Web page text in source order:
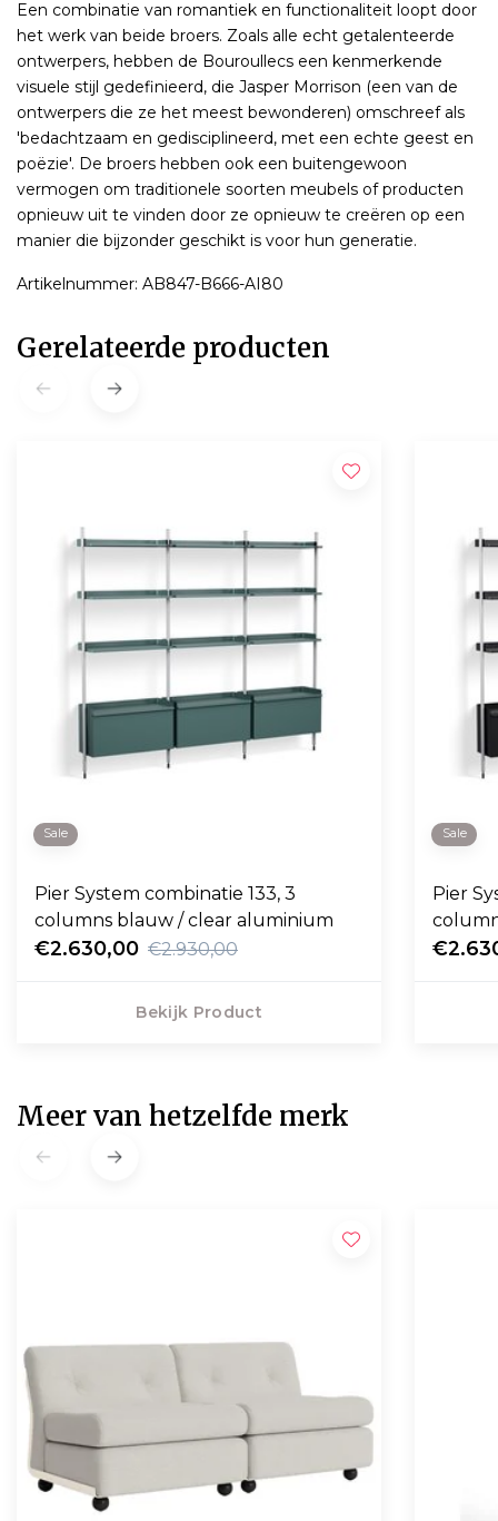
Een combinatie van romantiek en functionaliteit loopt door
het werk van beide broers. Zoals alle echt getalenteerde
ontwerpers, hebben de Bouroullecs een kenmerkende
visuele stijl gedefinieerd, die Jasper Morrison (een van de
ontwerpers die ze het meest bewonderen) omschreef als
'bedachtzaam en gedisciplineerd, met een echte geest en
poëzie'. De broers hebben ook een buitengewoon
vermogen om traditionele soorten meubels of producten
opnieuw uit te vinden door ze opnieuw te creëren op een
manier die bijzonder geschikt is voor hun generatie.
Artikelnummer: AB847-B666-AI80
Gerelateerde producten
Sale
Pier System combinatie 133, 3
columns blauw / clear aluminium
€2.630,00 €2.930,00
Bekijk Product
Sale
Pier
Meer van hetzelfde merk